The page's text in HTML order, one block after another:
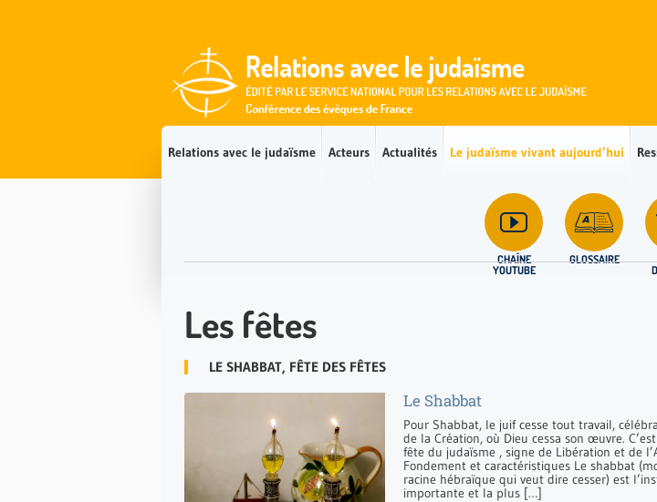
Relations avec le judaïsme Acteurs Actualités Le judaïsme vivant aujourd’hui
CHAÎNE
YOUTUBE
GLOSSAIRE
Les fêtes
LE SHABBAT, FÊTE DES FÊTES
Le Shabbat
Pour Shabbat, le juif cesse tout travail,
de la Création, où Dieu cessa son œuvre.
fête du judaïsme , signe de Libération et de
Fondement et caractéristiques Le shabbat
racine hébraïque qui veut dire cesser) est
importante et la plus […]